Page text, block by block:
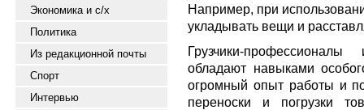
Экономика и с/х
Политика
Из редакционной почты
Спорт
Интервью
Например, при
укладывать вещи и
Грузчики-
обладают навыками
огромный опыт работы и
переноски и погрузки